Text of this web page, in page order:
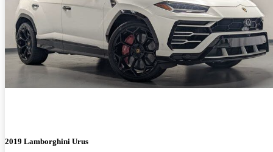
2019 Lamborghini Urus